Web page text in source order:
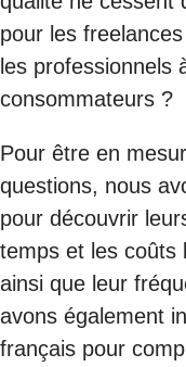
pour les
les professionnels
consommateurs ?
Pour être en
questions, nous
pour découvrir
temps et les coûts
ainsi que leur
avons également
français pour